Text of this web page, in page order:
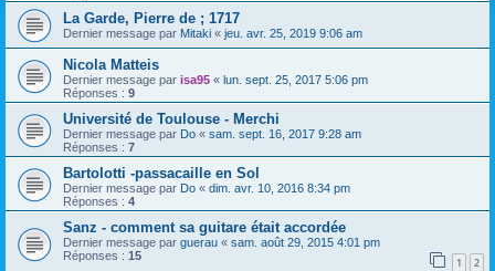
La Garde, Pierre de ; 1717
Dernier message par Mitaki « jeu. avr. 25, 2019 9:06 am
Nicola Matteis
Dernier message par isa95 « lun. sept. 25, 2017 5:06 pm
Réponses : 9
Université de Toulouse - Merchi
Dernier message par Do « sam. sept. 16, 2017 9:28 am
Réponses : 7
Bartolotti -passacaille en Sol
Dernier message par Do « dim. avr. 10, 2016 8:34 pm
Réponses : 4
Sanz - comment sa guitare était accordée
Dernier message par guerau « sam. août 29, 2015 4:01 pm
Réponses : 15 1 2